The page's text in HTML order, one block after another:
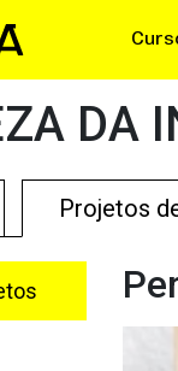
DA
Projetos